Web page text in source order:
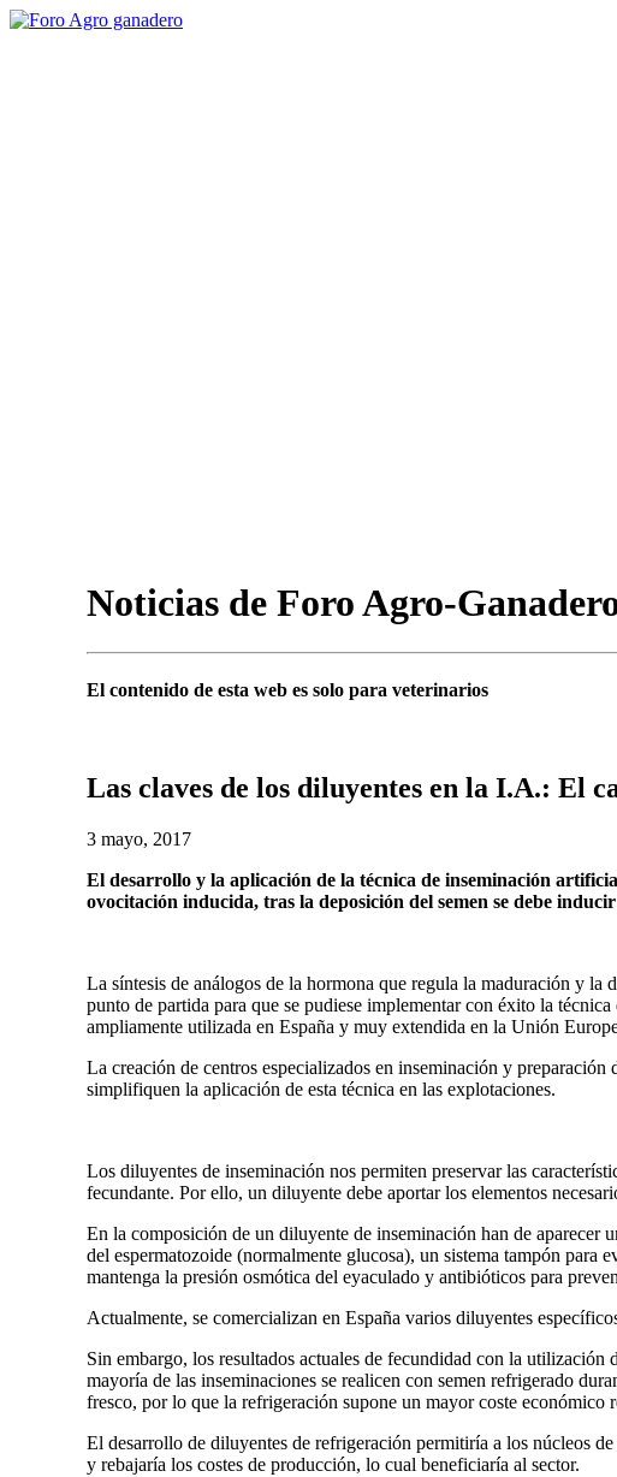
Noticias de Foro Agro-
El contenido de esta web es solo para veterinarios
Las claves de los diluyentes en la I.A.: El
3 mayo, 2017
El desarrollo y la aplicación de la técnica de inseminación
ovocitación inducida, tras la deposición del semen se debe
La síntesis de análogos de la hormona que regula la maduración y
punto de partida para que se pudiese implementar con éxito la
ampliamente utilizada en España y muy extendida en la Unión
La creación de centros especializados en inseminación y
simplifiquen la aplicación de esta técnica en las explotaciones.
Los diluyentes de inseminación nos permiten preservar las
fecundante. Por ello, un diluyente debe aportar los elementos
En la composición de un diluyente de inseminación han de aparecer
del espermatozoide (normalmente glucosa), un sistema tampón para
mantenga la presión osmótica del eyaculado y antibióticos para
Actualmente, se comercializan en España varios diluyentes
Sin embargo, los resultados actuales de fecundidad con la
mayoría de las inseminaciones se realicen con semen refrigerado
fresco, por lo que la refrigeración supone un mayor coste económico
El desarrollo de diluyentes de refrigeración permitiría a los núcleos
y rebajaría los costes de producción, lo cual beneficiaría al sector.